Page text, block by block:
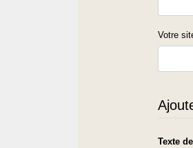
Votre
Texte